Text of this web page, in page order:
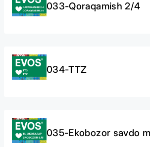
033-Qoraqamish 2/4
034-TTZ
035-Ekobozor savdo